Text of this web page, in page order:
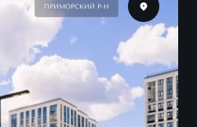
ПРИМОРСКИЙ Р-Н